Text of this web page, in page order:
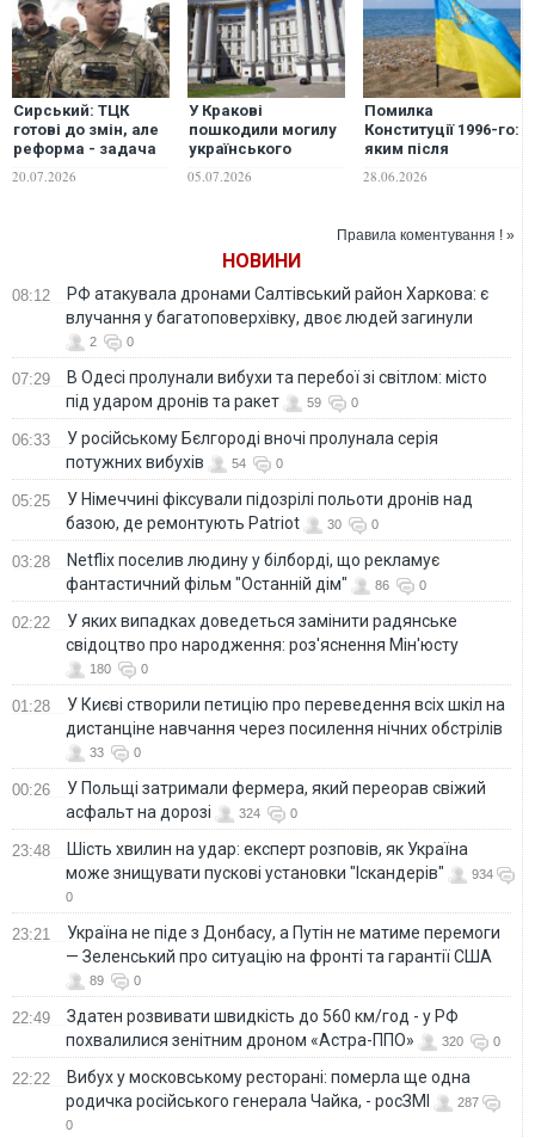
Сирський: ТЦК
готові до змін, але
реформа - задача
20.07.2026
У Кракові
пошкодили могилу
українського
науковця Богдана
05.07.2026
Помилка
Конституції 1996-го:
яким після
бути статус Криму,
28.06.2026
Правила коментування ! »
НОВИНИ
08:12
РФ атакувала дронами Салтівський район Харкова: є
влучання у багатоповерхівку, двоє людей загинули
2 0
07:29
В Одесі пролунали вибухи та перебої зі світлом: місто
під ударом дронів та ракет
59 0
06:33
У російському Бєлгороді вночі пролунала серія
потужних вибухів
54 0
05:25
У Німеччині фіксували підозрілі польоти дронів над
базою, де ремонтують Patriot
30 0
03:28
Netflix поселив людину у білборді, що рекламує
фантастичний фільм "Останній дім"
86 0
02:22
У яких випадках доведеться замінити радянське
свідоцтво про народження: роз'яснення Мін'юсту
180 0
01:28
У Києві створили петицію про переведення всіх шкіл на
дистанціне навчання через посилення нічних обстрілів
33 0
00:26
У Польщі затримали фермера, який переорав свіжий
асфальт на дорозі
324 0
23:48
Шість хвилин на удар: експерт розповів, як Україна
може знищувати пускові установки "Іскандерів"
934
0
23:21
Україна не піде з Донбасу, а Путін не матиме перемоги
— Зеленський про ситуацію на фронті та гарантії США
89 0
22:49
Здатен розвивати швидкість до 560 км/год - у РФ
похвалилися зенітним дроном «Астра-ППО»
320 0
22:22
Вибух у московському ресторані: померла ще одна
родичка російського генерала Чайка, - росЗМІ
287
0